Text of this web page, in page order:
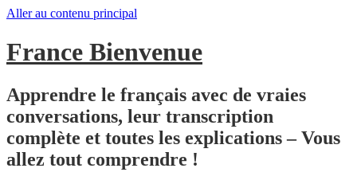
Aller au contenu principal
France Bienvenue
Apprendre le français avec de vraies
conversations, leur transcription
complète et toutes les explications – Vous
allez tout comprendre !